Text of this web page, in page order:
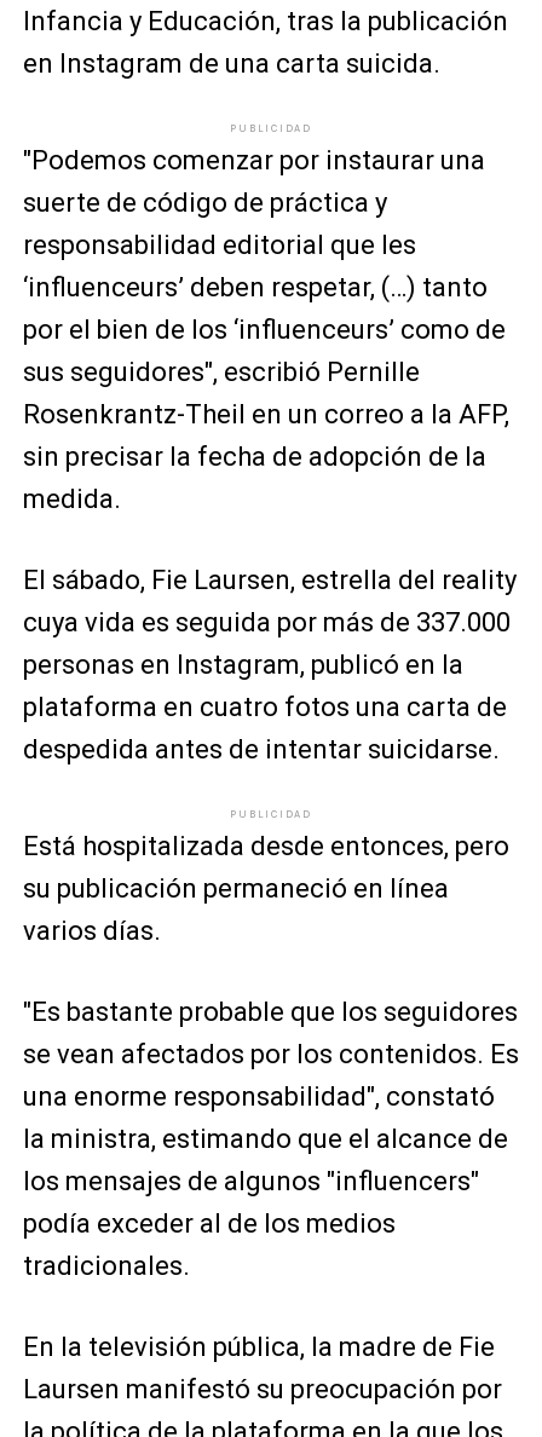
Infancia y Educación, tras la publicación
en Instagram de una carta suicida.
PUBLICIDAD
"Podemos comenzar por instaurar una
suerte de código de práctica y
responsabilidad editorial que les
‘influenceurs’ deben respetar, (…) tanto
por el bien de los ‘influenceurs’ como de
sus seguidores", escribió Pernille
Rosenkrantz-Theil en un correo a la AFP,
sin precisar la fecha de adopción de la
medida.
El sábado, Fie Laursen, estrella del reality
cuya vida es seguida por más de 337.000
personas en Instagram, publicó en la
plataforma en cuatro fotos una carta de
despedida antes de intentar suicidarse.
PUBLICIDAD
Está hospitalizada desde entonces, pero
su publicación permaneció en línea
varios días.
"Es bastante probable que los seguidores
se vean afectados por los contenidos. Es
una enorme responsabilidad", constató
la ministra, estimando que el alcance de
los mensajes de algunos "influencers"
podía exceder al de los medios
tradicionales.
En la televisión pública, la madre de Fie
Laursen manifestó su preocupación por